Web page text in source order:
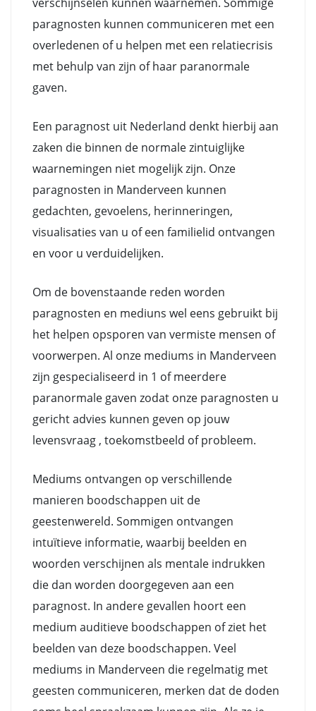
paragnosten kunnen communiceren met een
overledenen of u helpen met een relatiecrisis
met behulp van zijn of haar paranormale
gaven.
Een paragnost uit Nederland denkt hierbij aan
zaken die binnen de normale zintuiglijke
waarnemingen niet mogelijk zijn. Onze
paragnosten in Manderveen kunnen
gedachten, gevoelens, herinneringen,
visualisaties van u of een familielid ontvangen
en voor u verduidelijken.
Om de bovenstaande reden worden
paragnosten en mediuns wel eens gebruikt bij
het helpen opsporen van vermiste mensen of
voorwerpen. Al onze mediums in Manderveen
zijn gespecialiseerd in 1 of meerdere
paranormale gaven zodat onze paragnosten u
gericht advies kunnen geven op jouw
levensvraag , toekomstbeeld of probleem.
Mediums ontvangen op verschillende
manieren boodschappen uit de
geestenwereld. Sommigen ontvangen
intuïtieve informatie, waarbij beelden en
woorden verschijnen als mentale indrukken
die dan worden doorgegeven aan een
paragnost. In andere gevallen hoort een
medium auditieve boodschappen of ziet het
beelden van deze boodschappen. Veel
mediums in Manderveen die regelmatig met
geesten communiceren, merken dat de doden